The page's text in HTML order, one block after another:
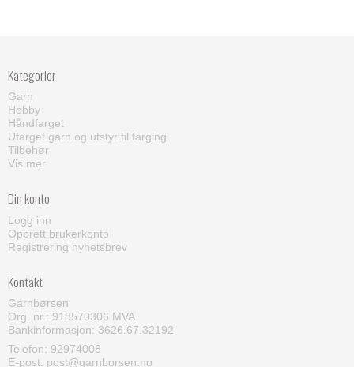
Kategorier
Garn
Hobby
Håndfarget
Ufarget garn og utstyr til farging
Tilbehør
Vis mer
Din konto
Logg inn
Opprett brukerkonto
Registrering nyhetsbrev
Kontakt
Garnbørsen
Org. nr.: 918570306 MVA
Bankinformasjon: 3626.67.32192
Telefon: 92974008
E-post: post@garnborsen.no